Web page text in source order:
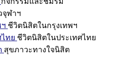
จุฬาฯ
ชีวิตนิสิตในกรุงเทพฯ
ทย ชีวิตนิสิตในประเทศไทย
สุขภาวะทางใจนิสิต